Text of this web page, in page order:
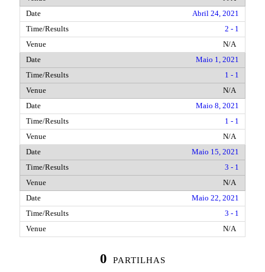
Abril 24, 2021
2 - 1
N/A
Maio 1, 2021
1 - 1
N/A
Maio 8, 2021
1 - 1
N/A
Maio 15, 2021
3 - 1
N/A
Maio 22, 2021
3 - 1
N/A
0 PARTILHAS